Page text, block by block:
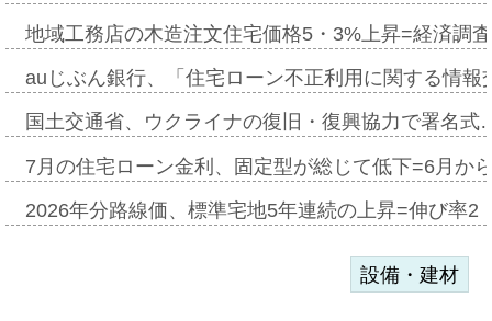
地域工務店の木造注文住宅価格5・3%上昇=経済調
auじぶん銀行、「住宅ローン不正利用に関する情
国土交通省、ウクライナの復旧・復興協力で署名
7月の住宅ローン金利、固定型が総じて低下=6月か
2026年分路線価、標準宅地5年連続の上昇=伸び率
設備・建材